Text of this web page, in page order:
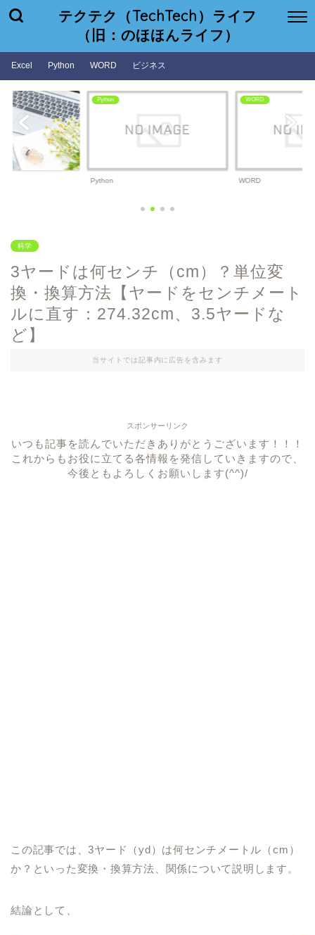
テクテク（TechTech）ライフ
（旧：のほほんライフ）
Excel Python WORD ビジネス
WORD
WORD
ビジネス
ビジネス
科学
3ヤードは何センチ（cm）？単位変
換・換算方法【ヤードをセンチメート
ルに直す：274.32cm、3.5ヤードな
ど】
当サイトでは記事内に広告を含みます
スポンサーリンク
いつも記事を読んでいただきありがとうございます！！！
これからもお役に立てる各情報を発信していきますので、
今後ともよろしくお願いします(^^)/
この記事では、3ヤード（yd）は何センチメートル（cm）
か？といった変換・換算方法、関係について説明します。
結論として、